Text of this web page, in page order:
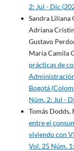
2: Jul - Dic
Sandra Liliana
Adriana
Gustavo
María Camila
prácticas de
Bogotá
Núm. 2: Jul -
Tomás Dodds,
entre el
viviendo con
Vol. 25 Núm.